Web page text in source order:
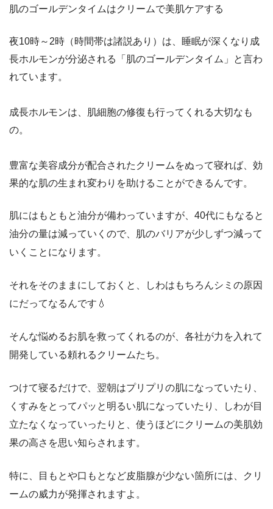
肌のゴールデンタイムはクリームで美肌ケアする
夜10時～2時（時間帯は諸説あり）は、睡眠が深くなり 成
長ホルモンが分泌される「 肌のゴールデンタイム 」と言わ
れています。
成長ホルモンは、 肌細胞の修復 も行ってくれる大切なも
の。
豊富な美容成分が配合されたクリームをぬって寝れば、 効
果的な肌の生まれ変わり を助けることができるんです。
肌にはもともと油分が備わっていますが、40代にもなると
油分の量は減っていくので、
肌のバリアが少しずつ減って
いく ことになります。
それをそのままにしておくと、 しわはもちろんシミ の原因
にだってなるんです💧
そんな悩めるお肌を救ってくれるのが、各社が力を入れて
開発している頼れる クリームたち。
つけて寝るだけで、翌朝はプリプリの肌になっていたり、
くすみをとってパッと明るい肌になっていたり、しわが目
立たなくなっていったりと、使うほどにクリームの美肌効
果の高さを思い知らされます。
特に、 目もとや口もとなど皮脂腺が少ない箇所には、クリ
ームの威力が発揮されますよ。